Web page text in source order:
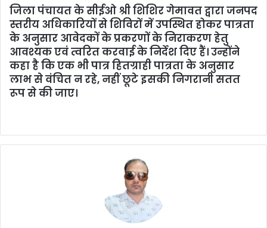
जिला पंचायत के सीईओ श्री शिशिर गेमावत द्वारा जनपद
स्तरीय अधिकारियों से शिविरों में उपस्थित होकर पात्रता
के अनुसार आवेदकों के प्रकरणों के निराकरण हेतु
आवश्यक एवं त्वरित करवाई के निर्देश दिए हैं। उन्होंने
कहा है कि एक भी पात्र हितग्राही पात्रता के अनुसार
लाभ से वंचित न रहे, नहीं छूटे इसकी निगरानी सतत
रूप से की जाए।